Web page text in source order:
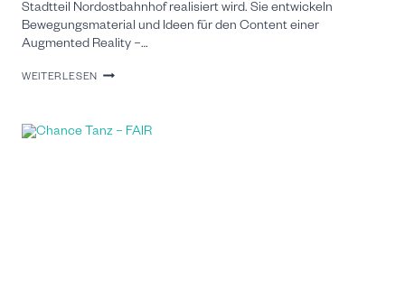
Stadtteil Nordostbahnhof realisiert wird. Sie entwickeln
Bewegungsmaterial und Ideen für den Content einer
Augmented Reality –…
WEITERLESEN CHANCE
„ECHT